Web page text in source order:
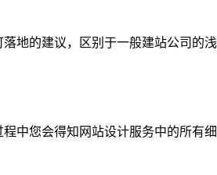
地的建议，区别于一般建站公司的
中您会得知网站设计服务中的所有